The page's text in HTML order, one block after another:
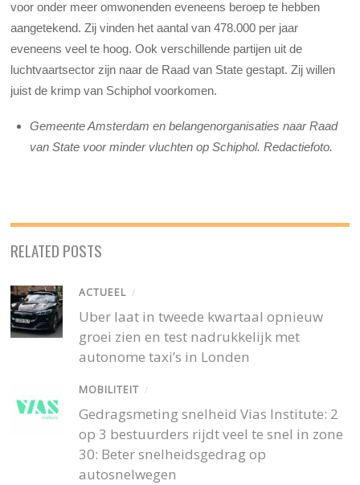
voor onder meer omwonenden eveneens beroep te hebben
aangetekend. Zij vinden het aantal van 478.000 per jaar
eveneens veel te hoog. Ook verschillende partijen uit de
luchtvaartsector zijn naar de Raad van State gestapt. Zij willen
juist de krimp van Schiphol voorkomen.
Gemeente Amsterdam en belangenorganisaties naar Raad
van State voor minder vluchten op Schiphol. Redactiefoto.
RELATED POSTS
ACTUEEL /
Uber laat in tweede kwartaal opnieuw
groei zien en test nadrukkelijk met
autonome taxi’s in Londen
MOBILITEIT /
Gedragsmeting snelheid Vias Institute: 2
op 3 bestuurders rijdt veel te snel in zone
30: Beter snelheidsgedrag op
autosnelwegen